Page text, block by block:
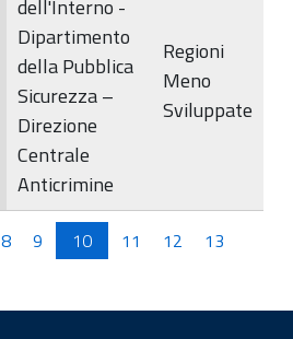
dell'Interno -
Dipartimento
della Pubblica
Sicurezza –
Direzione
Centrale
Anticrimine
Regioni
Meno
Sviluppate
8 9 10 11 12 13